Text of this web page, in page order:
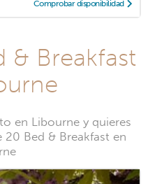
Comprobar disponibilidad
& Breakfast
en Libourne y quieres
Bed & Breakfast en